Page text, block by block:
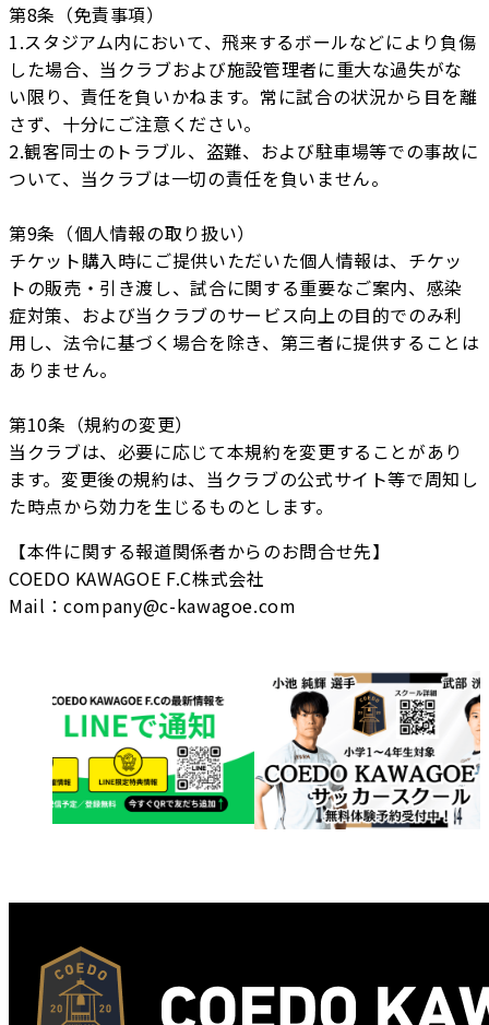
第8条（免責事項）
1.スタジアム内において、飛来するボールなどにより負傷
した場合、当クラブおよび施設管理者に重大な過失がな
い限り、責任を負いかねます。常に試合の状況から目を離
さず、十分にご注意ください。
2.観客同士のトラブル、盗難、および駐車場等での事故に
ついて、当クラブは一切の責任を負いません。
第9条（個人情報の取り扱い）
チケット購入時にご提供いただいた個人情報は、チケッ
トの販売・引き渡し、試合に関する重要なご案内、感染
症対策、および当クラブのサービス向上の目的でのみ利
用し、法令に基づく場合を除き、第三者に提供することは
ありません。
第10条（規約の変更）
当クラブは、必要に応じて本規約を変更することがあり
ます。変更後の規約は、当クラブの公式サイト等で周知し
た時点から効力を生じるものとします。
【本件に関する報道関係者からのお問合せ先】
COEDO KAWAGOE F.C株式会社
Mail：company@c-kawagoe.com